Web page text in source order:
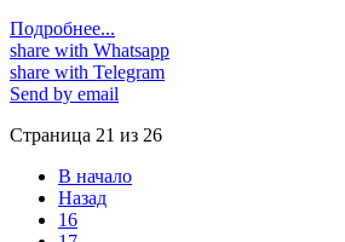
Подробнее...
share with Whatsapp
share with Telegram
Send by email
Страница 21 из 26
В начало
Назад
16